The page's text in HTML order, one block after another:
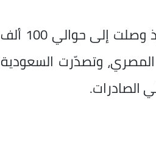
فيما سجّلت صادرات الليمون خلال عام 2023 قفزة نوعية، إذ وصلت إلى حوالي 100 ألف
وتصدّرت السعودية
الصادرات.